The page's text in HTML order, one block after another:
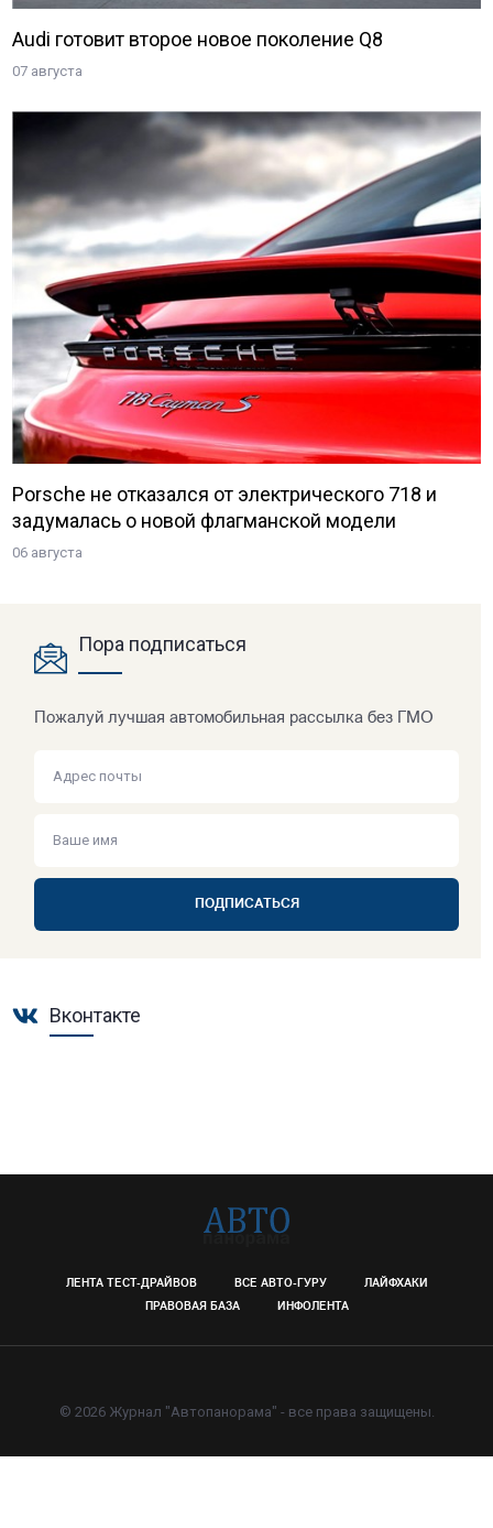
Audi готовит второе новое поколение Q8
07 августа
Porsche не отказался от электрического 718 и
задумалась о новой флагманской модели
06 августа
Пора подписаться
Пожалуй лучшая автомобильная рассылка без ГМО
ПОДПИСАТЬСЯ
Вконтакте
ЛЕНТА ТЕСТ-ДРАЙВОВ ВСЕ АВТО-ГУРУ
ЛАЙФХАКИ
ПРАВОВАЯ БАЗА
ИНФОЛЕНТА
© 2026 Журнал "Автопанорама" - все права защищены.